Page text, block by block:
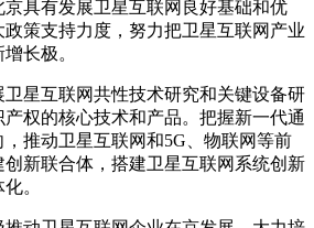
具有发展卫星互联网良好基础和优
策支持力度，努力把卫星互联网产业
长极。
互联网共性技术研究和关键设备研
权的核心技术和产品。把握新一代通
推动卫星互联网和5G、物联网等前
新联合体，搭建卫星互联网系统创新
。